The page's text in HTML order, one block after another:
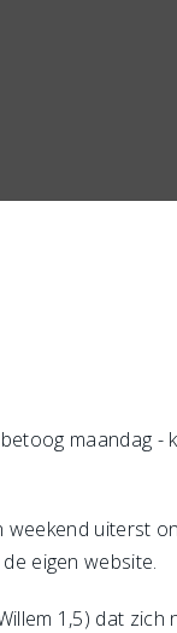
maandag -
uiterst
eigen website.
1,5) dat zich